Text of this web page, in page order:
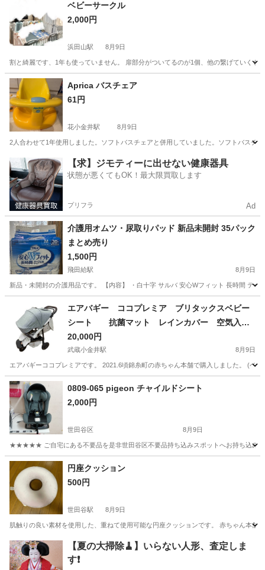
ベビーサークル
2,000円
浜田山駅 8月9日
割と綺麗です、1年も使っていません。 扉部分がついてるのが1個、他の繋げていく
東京 杉並区 ベビー用品
Aprica バスチェア
61円
花小金井駅 8月9日
2人合わせて1年使用しました。ソフトバスチェアと併用していました。ソフトバスチ
東京 小平市 花小金井駅 ベビー用品
【求】ジモティーに出せない健康器具
状態が悪くてもOK！最大限買取します
プリフラ Ad
介護用オムツ・尿取りパッド 新品未開封 35パック
まとめ売り
1,500円
飛田給駅 8月9日
新品・未開封の介護用品です。 【内容】 ・白十字 サルバ 安心Wフィット 長時間 テ
飛田給駅 子供用品
エアバギー ココプレミア ブリタックスベビー
シート 抗菌マット レインカバー 空気入
れ ボトルホルダー セット
20,000円
武蔵小金井駅 8月9日
エアバギーココプレミアです。 2021.6頃錦糸町の赤ちゃん本舗で購入しました。 (ベ
東京 小金井市 ベビー用品 ココプレミア
0809-065 pigeon チャイルドシート
2,000円
世田谷区 8月9日
★★★★★ ご自宅にある不要品を是非世田谷区不要品持ち込みスポットへお持ち込みし
東京 世田谷区 ベビー用品
円座クッション
500円
世田谷駅 8月9日
肌触りの良い素材を使用した、重ねて使用可能な円座クッションです。 赤ちゃん本
東京 世田谷区 世田谷駅 産後用品
【夏の大掃除🧹】いらない人形、査定しま
す❗️